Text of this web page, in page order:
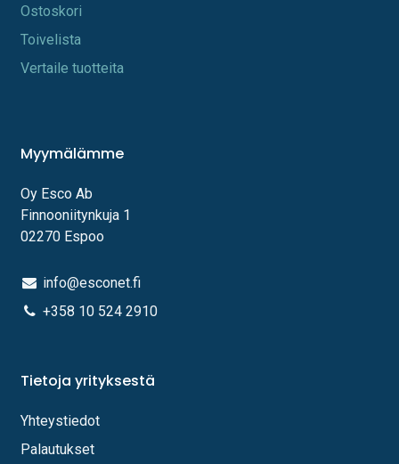
Os​toskori
Toi​velista
Vertaile tuotteita
Myymälämme
Oy Esco Ab
Finnooniitynkuja 1
02270 Espoo
info@esconet.fi
+358 10 524 2910
Tietoja yrityksestä
Yhteystiedot
Palautukset